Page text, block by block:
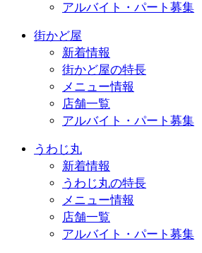
アルバイト・パート募集
街かど屋
新着情報
街かど屋の特長
メニュー情報
店舗一覧
アルバイト・パート募集
うわじ丸
新着情報
うわじ丸の特長
メニュー情報
店舗一覧
アルバイト・パート募集